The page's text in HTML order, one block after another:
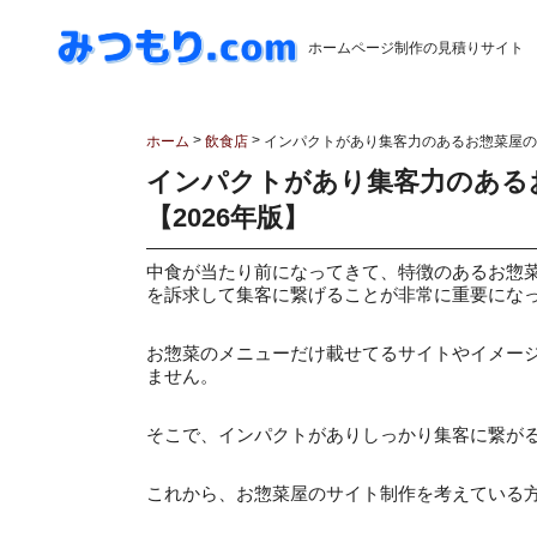
ホームページ制作の見積りサイト
ホーム > 飲食店 > インパクトがあり集客力のあるお惣菜屋
インパクトがあり集客力のあ
【2026年版】
中食が当たり前になってきて、特徴のあるお惣
を訴求して集客に繋げることが非常に重要にな
お惣菜のメニューだけ載せてるサイトやイメー
ません。
そこで、インパクトがありしっかり集客に繋が
これから、お惣菜屋のサイト制作を考えてい